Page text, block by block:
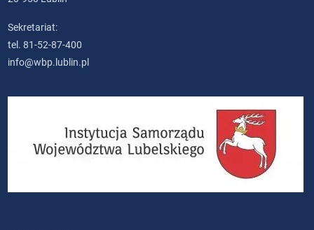
Sekretariat:
tel. 81-52-87-400
info@wbp.lublin.pl